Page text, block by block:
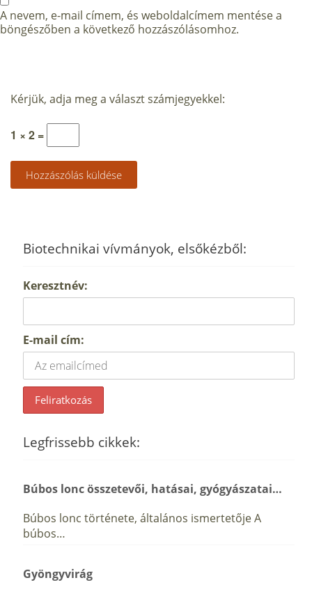
A nevem, e-mail címem, és weboldalcímem mentése a
böngészőben a következő hozzászólásomhoz.
Kérjük, adja meg a választ számjegyekkel:
1 × 2 =
Biotechnikai vívmányok, elsőkézből:
Keresztnév:
E-mail cím:
Legfrissebb cikkek:
Búbos lonc összetevői, hatásai, gyógyászatai…
Búbos lonc története, általános ismertetője A
búbos…
Gyöngyvirág